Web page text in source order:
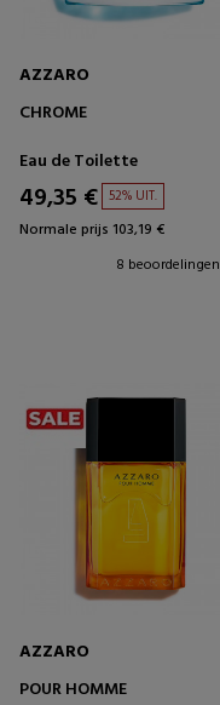
AZZARO
CHROME
Eau de Toilette
49,35 € 52% UIT.
Normale prijs 103,19 €
8 beoordelingen
AZZARO
POUR HOMME